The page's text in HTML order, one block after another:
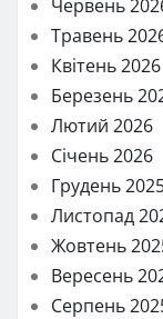
Червень
Травень
Квітень 2026
Березень
Лютий 2026
Січень 2026
Грудень
Листопад
Жовтень
Вересень
Серпень